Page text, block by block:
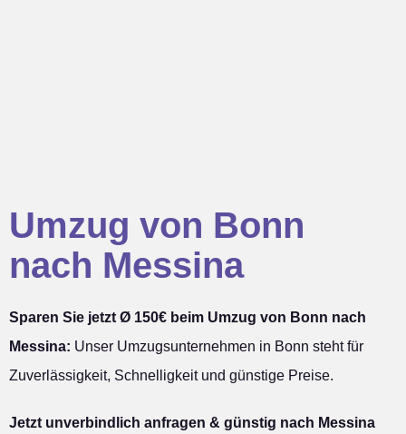
Umzug von Bonn
nach Messina
Sparen Sie jetzt Ø 150€ beim Umzug von Bonn nach
Messina: Unser Umzugsunternehmen in Bonn steht für
Zuverlässigkeit, Schnelligkeit und günstige Preise.
Jetzt unverbindlich anfragen & günstig nach Messina